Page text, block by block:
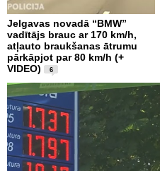
Jelgavas novadā “BMW”
vadītājs brauc ar 170 km/h,
atļauto braukšanas ātrumu
pārkāpjot par 80 km/h (+
VIDEO)
6